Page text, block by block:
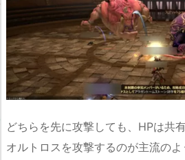
どちらを先に攻撃しても、HPは共有
オルトロスを攻撃するのが主流の